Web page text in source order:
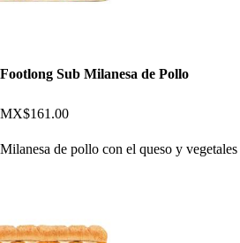
Footlong Sub Milanesa de Pollo
MX$161.00
Milanesa de pollo con el queso y